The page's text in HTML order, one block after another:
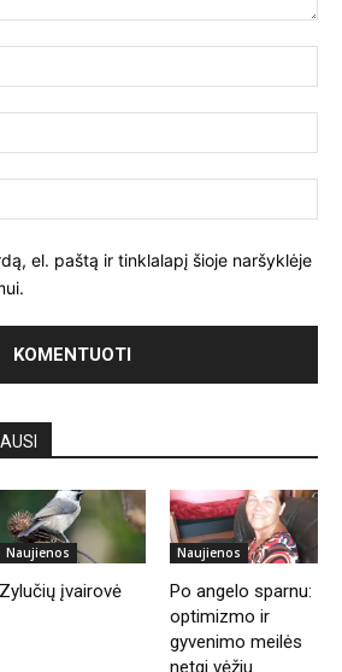
el. paštą ir tinklalapį šioje naršyklėje
Naujienos
Zylučių įvairovė
Naujienos
Po angelo sparnu:
optimizmo ir
gyvenimo meilės
netgi vėžiu